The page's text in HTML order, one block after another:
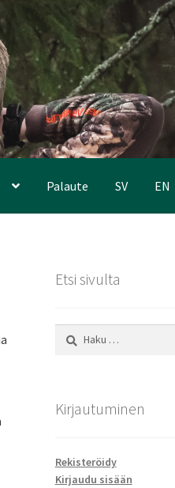
Palaute SV EN
Etsi sivulta
Haku:
Kirjautuminen
Rekisteröidy
Kirjaudu sisään